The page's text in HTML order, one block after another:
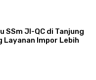
SSm JI-QC di Tanjung
Layanan Impor Lebih